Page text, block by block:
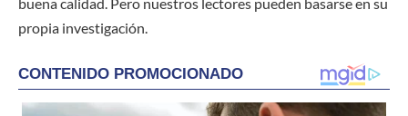
propia investigación.